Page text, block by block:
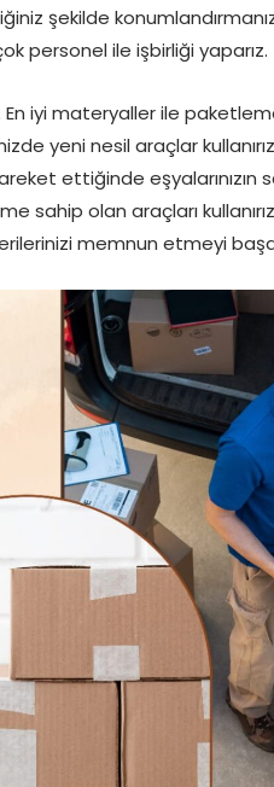
şekilde
personel ile işbirliği yaparız.
iyi materyaller ile
yeni nesil araçlar kullanırız
ettiğinde eşyalarınızın
sahip olan araçları
memnun etmeyi